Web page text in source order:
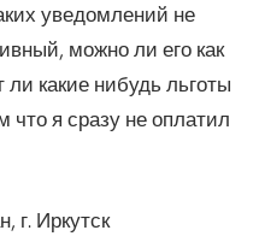
уведомлений не
можно ли его как
какие нибудь льготы
что я сразу не оплатил
г. Иркутск